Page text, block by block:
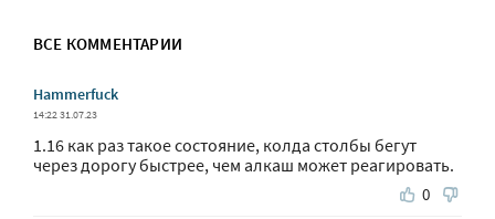
ВСЕ КОММЕНТАРИИ
Hammerfuck
14:22 31.07.23
1.16 как раз такое состояние, колда столбы бегут
через дорогу быстрее, чем алкаш может реагировать.
0